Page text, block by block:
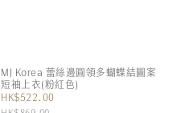
MJ Korea 蕾絲邊圓領多蝴蝶結圖案
短袖上衣(粉紅色)
HK$522.00